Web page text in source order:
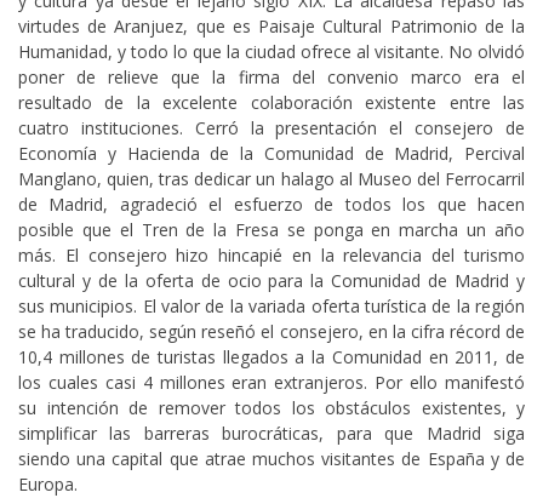
virtudes de Aranjuez, que es Paisaje Cultural Patrimonio de la
Humanidad, y todo lo que la ciudad ofrece al visitante. No olvidó
poner de relieve que la firma del convenio marco era el
resultado de la excelente colaboración existente entre las
cuatro instituciones. Cerró la presentación el consejero de
Economía y Hacienda de la Comunidad de Madrid, Percival
Manglano, quien, tras dedicar un halago al Museo del Ferrocarril
de Madrid, agradeció el esfuerzo de todos los que hacen
posible que el Tren de la Fresa se ponga en marcha un año
más. El consejero hizo hincapié en la relevancia del turismo
cultural y de la oferta de ocio para la Comunidad de Madrid y
sus municipios. El valor de la variada oferta turística de la región
se ha traducido, según reseñó el consejero, en la cifra récord de
10,4 millones de turistas llegados a la Comunidad en 2011, de
los cuales casi 4 millones eran extranjeros. Por ello manifestó
su intención de remover todos los obstáculos existentes, y
simplificar las barreras burocráticas, para que Madrid siga
siendo una capital que atrae muchos visitantes de España y de
Europa.